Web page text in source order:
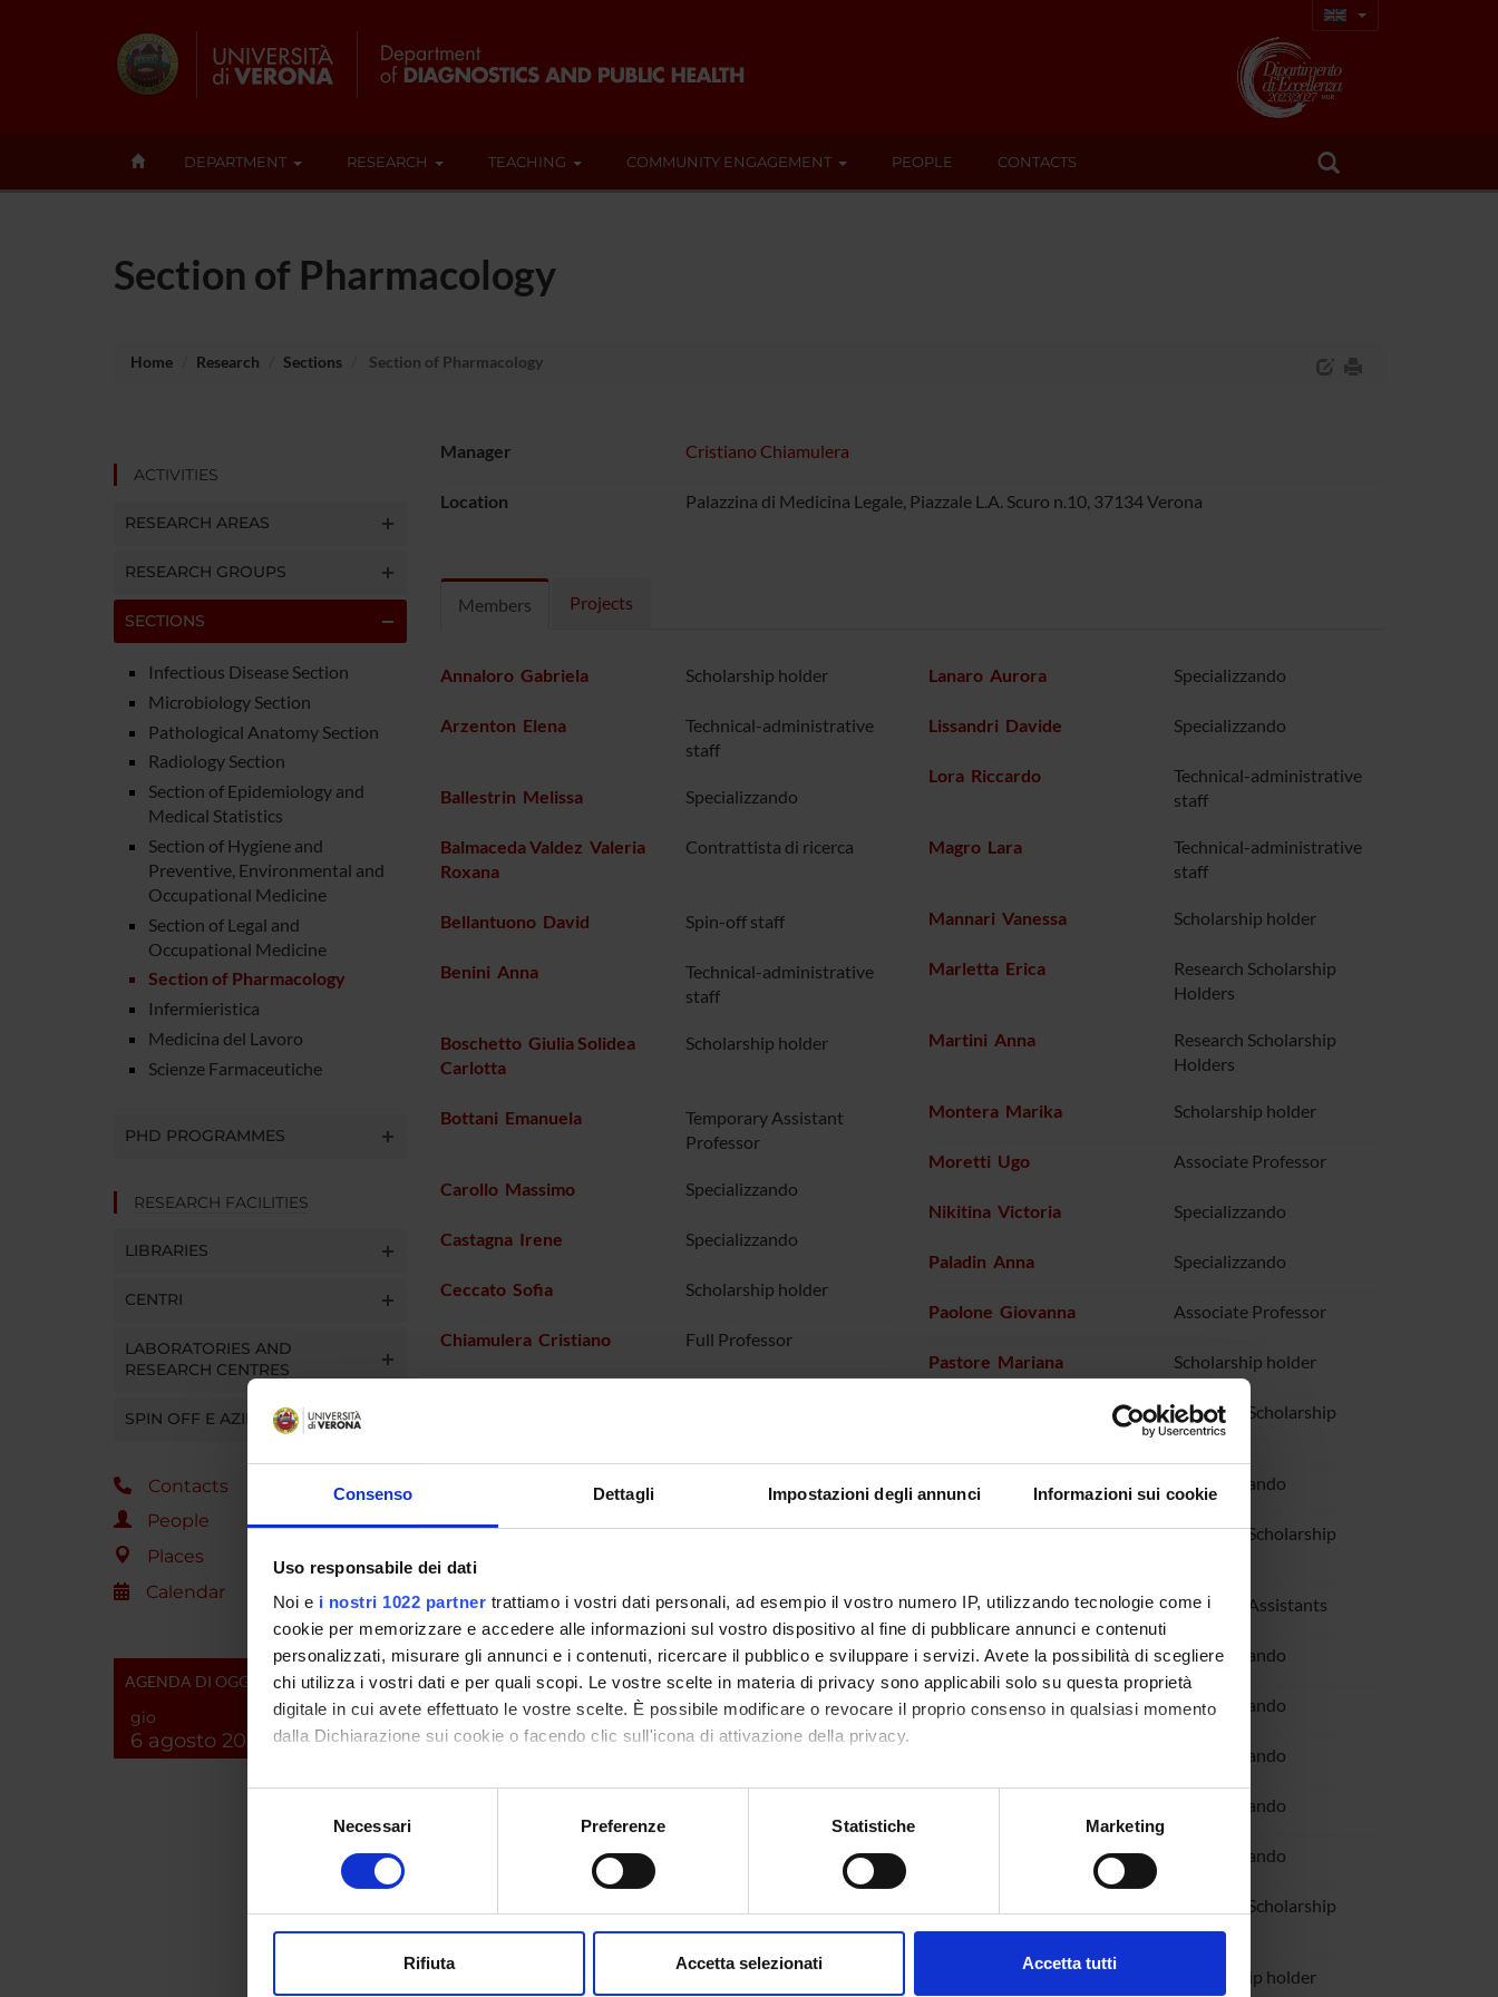
Consenso Dettagli Impostazioni degli annunci Informazioni sui cookie
Uso responsabile dei dati
Noi e i nostri 1022 partner trattiamo i vostri dati personali, ad esempio il vostro numero IP, utilizzando tecnologie come i
cookie per memorizzare e accedere alle informazioni sul vostro dispositivo al fine di pubblicare annunci e contenuti
personalizzati, misurare gli annunci e i contenuti, ricercare il pubblico e sviluppare i servizi. Avete la possibilità di scegliere
chi utilizza i vostri dati e per quali scopi. Le vostre scelte in materia di privacy sono applicabili solo su questa proprietà
digitale in cui avete effettuato le vostre scelte. È possibile modificare o revocare il proprio consenso in qualsiasi momento
dalla Dichiarazione sui cookie o facendo clic sull'icona di attivazione della privacy.
Con il tuo consenso, vorremmo anche:
raccogliere informazioni sulla tua posizione geografica, con un'approssimazione di qualche metro,
digitali).
modificare o ritirare il tuo consenso in qualsiasi momento dalla Dichiarazione sui cookie.
Necessari Preferenze Statistiche Marketing
Rifiuta Accetta selezionati Accetta tutti
DEPARTMENT RESEARCH TEACHING COMMUNITY ENGAGEMENT PEOPLE CONTACTS
Section of Pharmacology
Home Research Sections Section of Pharmacology
ACTIVITIES
RESEARCH AREAS
RESEARCH GROUPS
SECTIONS
Infectious Disease Section
Microbiology Section
Pathological Anatomy Section
Radiology Section
Section of Epidemiology and
Medical Statistics
Section of Hygiene and
Preventive, Environmental and
Occupational Medicine
Section of Legal and
Occupational Medicine
Section of Pharmacology
Infermieristica
Medicina del Lavoro
Scienze Farmaceutiche
PHD PROGRAMMES
RESEARCH FACILITIES
LIBRARIES
CENTRI
LABORATORIES AND
RESEARCH CENTRES
SPIN OFF E AZIENDE
Contacts
People
Places
Calendar
AGENDA DI OGGI
gio
6 agosto 2026
Manager Cristiano Chiamulera
Location Palazzina di Medicina Legale, Piazzale L.A. Scuro n.10, 37134 Verona
Members Projects
Annaloro Gabriela Scholarship holder
Arzenton Elena
Technical-administrative
staff
Ballestrin Melissa Specializzando
Balmaceda Valdez Valeria
Roxana
Contrattista di ricerca
Bellantuono David Spin-off staff
Benini Anna
Technical-administrative
staff
Boschetto Giulia Solidea
Carlotta
Scholarship holder
Bottani Emanuela
Temporary Assistant
Professor
Carollo Massimo Specializzando
Castagna Irene Specializzando
Ceccato Sofia Scholarship holder
Chiamulera Cristiano Full Professor
Professor
Scholarship holder
Decimo Ilaria
De Diana Elisabetta Scholarship holder
Di Chio Marzia
Technical-administrative
staff
Di Lella Elisa Specializzando
Doda Lori Scholarship holder
Ferramola Ilaria Specializzando
Lanaro Aurora Specializzando
Lissandri Davide Specializzando
Lora Riccardo
Technical-administrative
staff
Magro Lara
Technical-administrative
staff
Mannari Vanessa Scholarship holder
Marletta Erica
Research Scholarship
Holders
Martini Anna
Research Scholarship
Holders
Montera Marika Scholarship holder
Moretti Ugo Associate Professor
Nikitina Victoria Specializzando
Paladin Anna Specializzando
Paolone Giovanna Associate Professor
Pastore Mariana Scholarship holder
Research Scholarship
Holders
Pellegrino Daniela Specializzando
Piccoli Luca
Research Scholarship
Piva Alessandro Research Assistants
Pozzi Angela Specializzando
Saggin Lara Specializzando
Specializzando
Specializzando
Specializzando
Research Scholarship
Holders
Stano Marilisa Giustina Scholarship holder